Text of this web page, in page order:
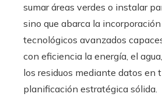
sumar áreas verdes o instalar
sino que abarca la
tecnológicos avanzados
con eficiencia la energía, el
los residuos mediante datos en
planificación estratégica sólida.